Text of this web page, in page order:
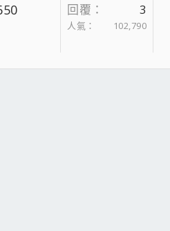
回覆 3
人氣 102,790